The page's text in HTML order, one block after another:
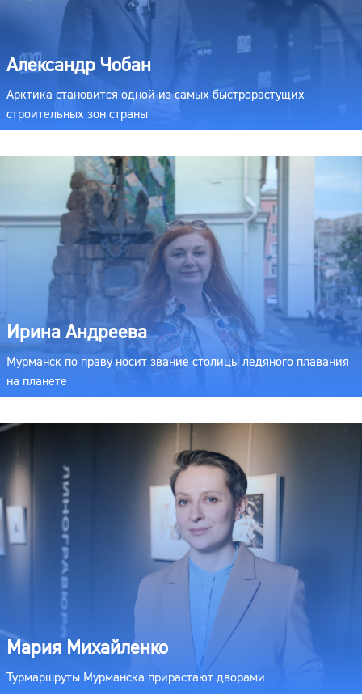
Александр Чобан
Арктика становится одной из самых быстрорастущих
строительных зон страны
Ирина Андреева
Мурманск по праву носит звание столицы ледяного плавания
на планете
Мария Михайленко
Турмаршруты Мурманска прирастают дворами